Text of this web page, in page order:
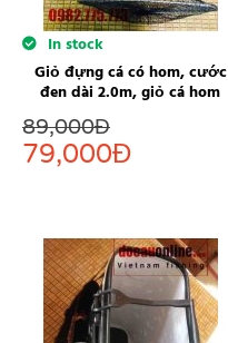
In stock
Giỏ đựng cá có hom, cước
đen dài 2.0m, giỏ cá hom
89,000Đ
79,000Đ